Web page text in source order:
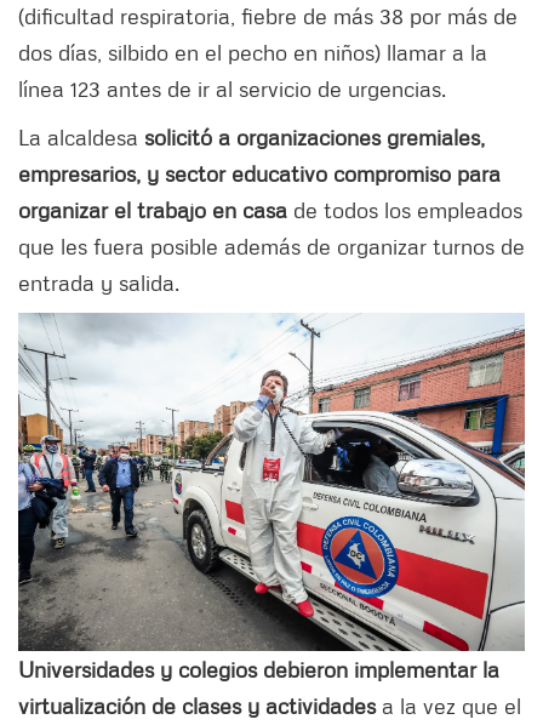
(dificultad respiratoria, fiebre de más 38 por más de
dos días, silbido en el pecho en niños) llamar a la
línea 123 antes de ir al servicio de urgencias.
La alcaldesa solicitó a organizaciones gremiales,
empresarios, y sector educativo compromiso para
organizar el trabajo en casa de todos los empleados
que les fuera posible además de organizar turnos de
entrada y salida.
Universidades y colegios debieron implementar la
virtualización de clases y actividadesa la vez que el